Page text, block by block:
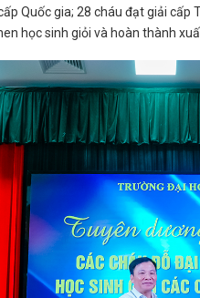
Quốc gia; 28 cháu đạt giải cấp
học sinh giỏi và hoàn thành